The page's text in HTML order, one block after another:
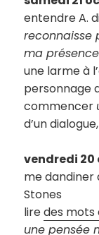
entendre A.
reconnaisse
ma
une larme à
personnage
commencer
d’un
vendredi
me dandiner
Stones
liredes mots
une pensée